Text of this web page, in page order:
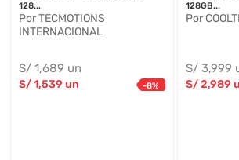
128...
Por TECMOTIONS
INTERNACIONAL
S/1,689 un
S/1,539 un -8%
128GB...
Por
S/ 3,999
S/2,989